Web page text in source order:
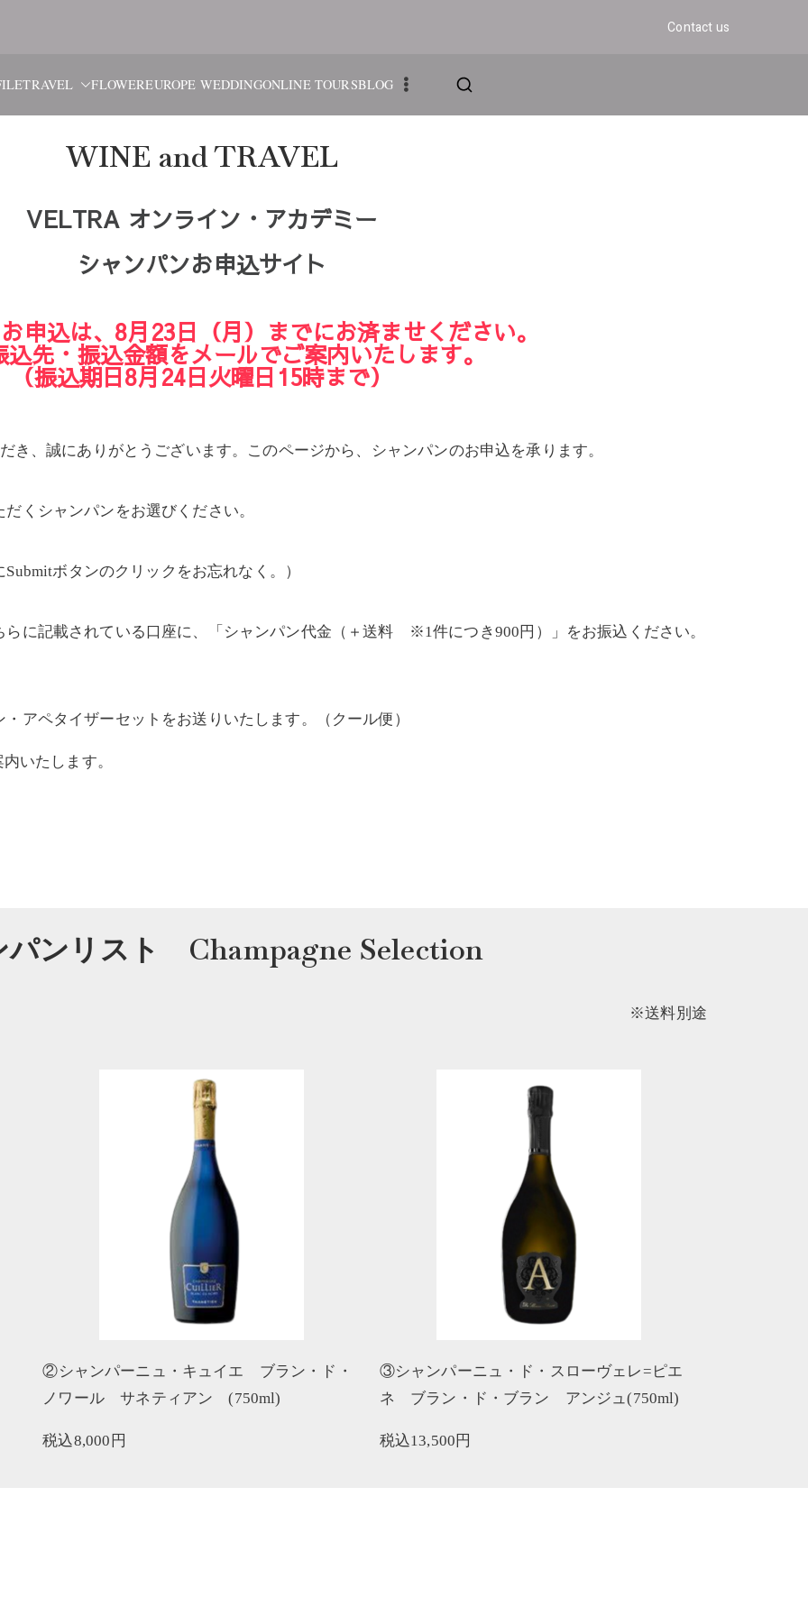
Contact us
ブルーム・アンド・グロウ
旅と花、そしてヨーロッパウェディング
TRAVEL FLOWEREUROPE WEDDINGONLINE TOURSBLOG
WINE and TRAVEL
VELTRA オンライン・アカデミー
シャンパンお申込サイト
申込は、8月23日（月）までにお済ませください。
先・振込金額をメールでご案内いたします。
（振込期日8月24日火曜日15時まで）
き、誠にありがとうございます。このページから、シャンパンのお申込を承ります。
くシャンパンをお選びください。
ボタンのクリックをお忘れなく。）
に記載されている口座に、「シャンパン代金（＋送料 ※1件につき900円）」をお振込ください。
アペタイザーセットをお送りいたします。（クール便）
いたします。
パンリスト Champagne Selection
※送料別途
②シャンパーニュ・キュイエ ブラン・ド・
ノワール サネティアン(750ml)
税込8,000円
③シャンパーニュ・ド・スローヴェレ=ピエ
ネ ブラン・ド・ブラン アンジュ(750ml)
税込13,500 円